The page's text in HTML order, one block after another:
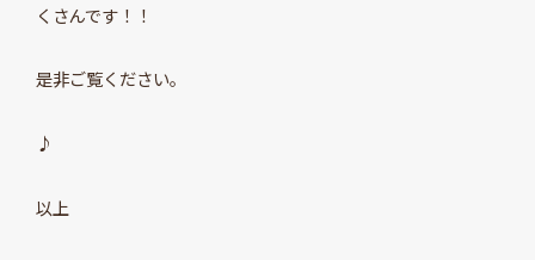
くさんです！！
是非ご覧ください。
♪
以上